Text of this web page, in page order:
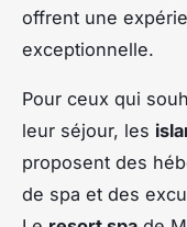
offrent une
exceptionnelle.
Pour ceux qui
leur séjour, les
proposent des
de spa et des